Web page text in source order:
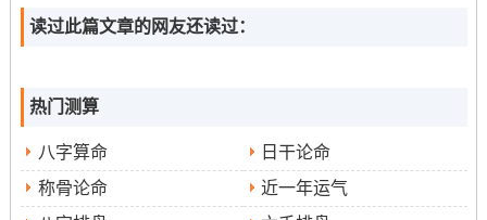
分析:甲戌日，甲木通根，戌土为火库;木火相生能透达表面
持患处清洁干燥，并注意环境湿度；帮助恢复。
2025年9月15日（星期一 农历七月廿三）
宜:五官科检查、洗牙、口腔护理
读过此篇文章的网友还读过：
热门测算
八字算命
日干论命
称骨论命
近一年运气